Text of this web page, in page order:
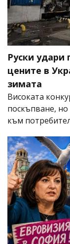
Руски удари
цените в
зимата
Високата
поскъпване,
към